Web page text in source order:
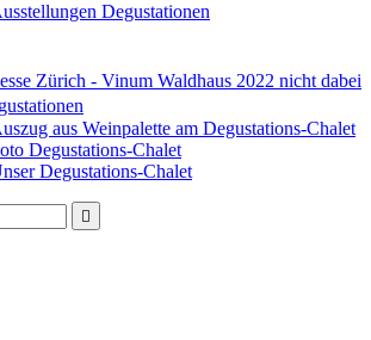
Degustationen
Zürich - Vinum Waldhaus 2022 nicht dabei
aus Weinpalette am Degustations-Chalet
Degustations-Chalet
Degustations-Chalet
